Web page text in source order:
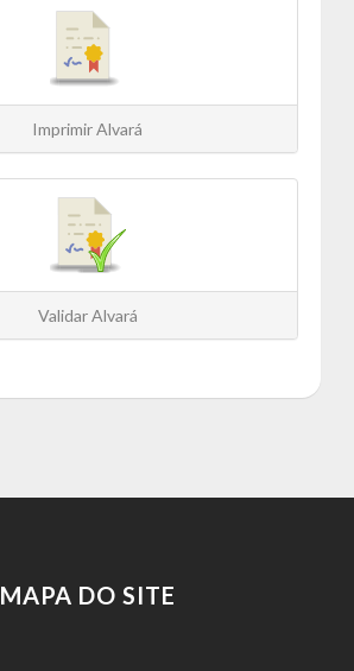
Imprimir Alvará
Validar Alvará
MAPA DO SITE